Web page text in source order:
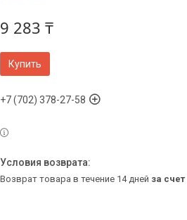
9 283 ₸
Купить
+7 (702) 378-27-58
возврат товара в течение 14 дней за